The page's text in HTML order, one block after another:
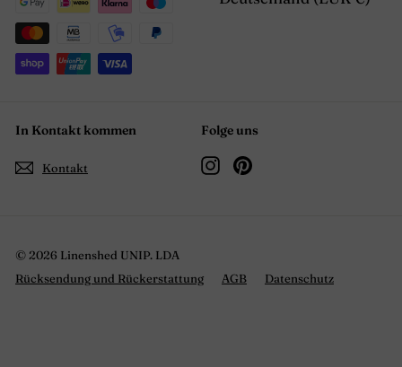
In Kontakt kommen
Kontakt
Folge uns
Instagram
© 2026 Linenshed UNIP. LDA
Rücksendung und Rückerstattung
AGB Datenschutz